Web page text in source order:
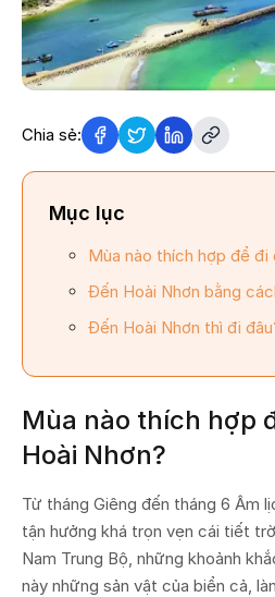
Chia sẻ:
Mục lục
Mùa nào thích hợp để đi
Đến Hoài Nhơn bằng
Đến Hoài Nhơn thì đi
Mùa nào thích hợp
Hoài Nhơn?
Từ tháng Giêng đến tháng 6 Âm
tận hưởng khá trọn vẹn cái tiết
Nam Trung Bộ, những khoảnh
này những sản vật của biển cả,